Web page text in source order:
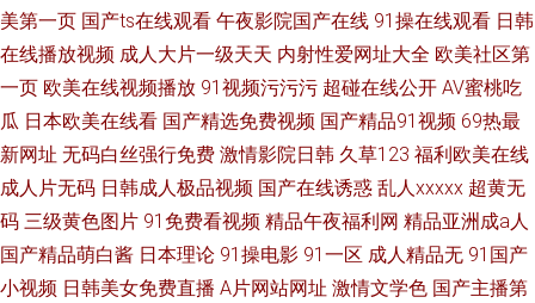
美第一页 国产ts在线观看 午夜影院国产在线 91操在线观看 日韩
在线播放视频 成人大片一级天天 内射性爱网址大全 欧美社区第
一页 欧美在线视频播放 91视频污污污 超碰在线公开 AV蜜桃吃
瓜 日本欧美在线看 国产精选免费视频 国产精品91视频 69热最
新网址 无码白丝强行免费 激情影院日韩 久草123 福利欧美在线
成人片无码 日韩成人极品视频 国产在线诱惑 乱人xxxxx 超黄无
码 三级黄色图片 91免费看视频 精品午夜福利网 精品亚洲成a人
国产精品萌白酱 日本理论 91操电影 91一区 成人精品无 91国产
小视频 日韩美女免费直播 A片网站网址 激情文学色 国产主播第